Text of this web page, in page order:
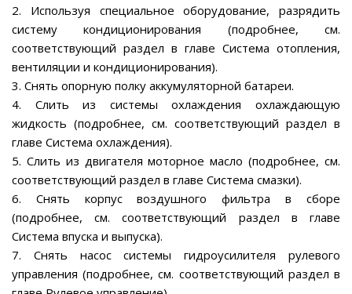
2. Используя специальное оборудование, разрядить
систему кондиционирования (подробнее, см.
соответствующий раздел в главе Система отопления,
вентиляции и кондиционирования).
3. Снять опорную полку аккумуляторной батареи.
4. Слить из системы охлаждения охлаждающую
жидкость (подробнее, см. соответствующий раздел в
главе Система охлаждения).
5. Слить из двигателя моторное масло (подробнее, см.
соответствующий раздел в главе Система смазки).
6. Снять корпус воздушного фильтра в сборе
(подробнее, см. соответствующий раздел в главе
Система впуска и выпуска).
7. Снять насос системы гидроусилителя рулевого
управления (подробнее, см. соответствующий раздел в